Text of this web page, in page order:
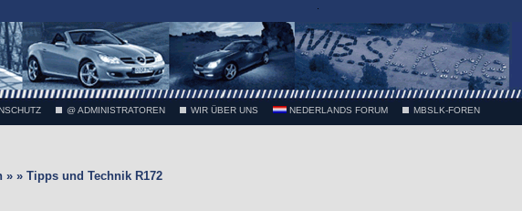
@ ADMINISTRATOREN WIR ÜBER UNS NEDERLANDS FORUM MBSLK-FOREN
» » Tipps und Technik R172